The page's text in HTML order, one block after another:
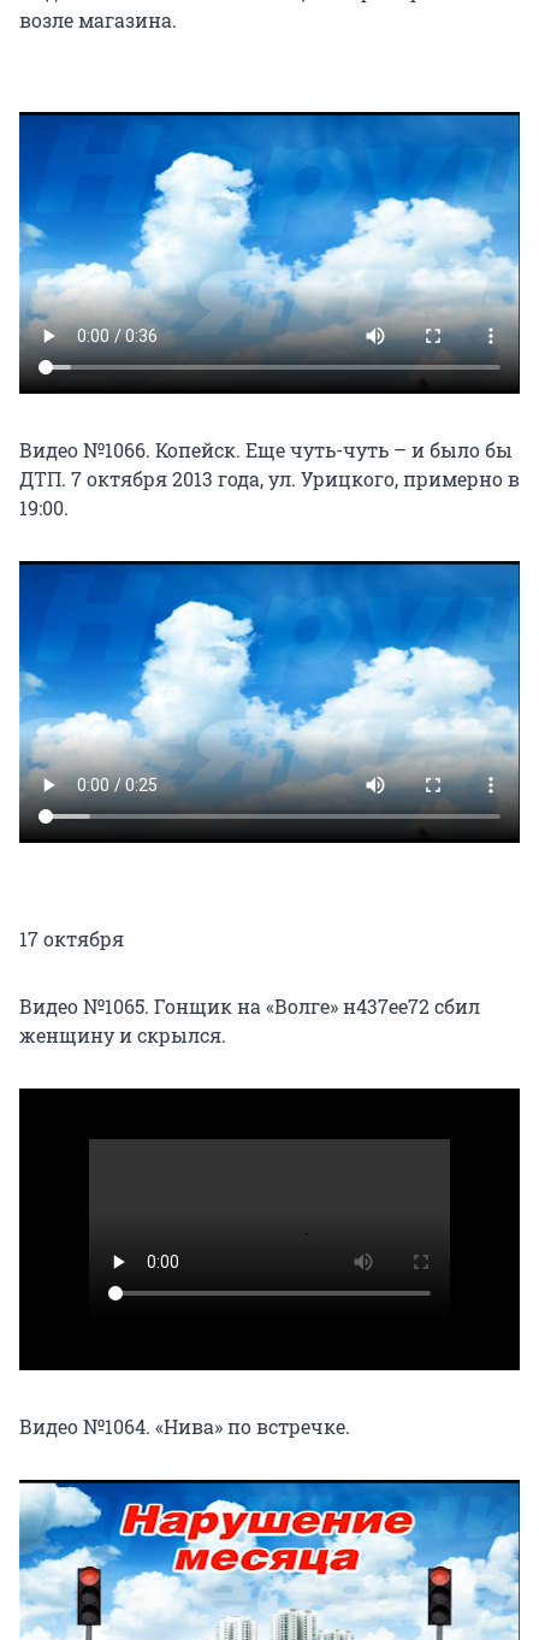
возле магазина.
Видео №1066. Копейск. Еще чуть-чуть – и было бы
ДТП. 7 октября 2013 года, ул. Урицкого, примерно в
19:00.
17 октября
Видео №1065. Гонщик на «Волге» н437ее72 сбил
женщину и скрылся.
Видео №1064. «Нива» по встречке.